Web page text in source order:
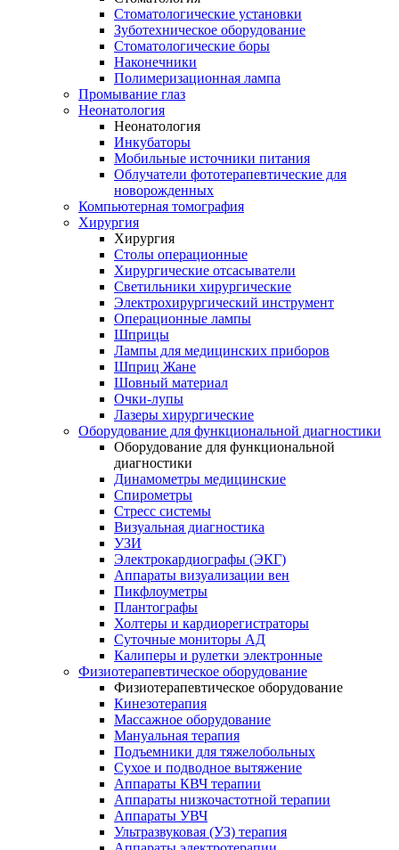
Стоматологические установки
Зуботехническое оборудование
Стоматологические боры
Наконечники
Полимеризационная лампа
Промывание глаз
Неонатология
Неонатология
Инкубаторы
Мобильные источники питания
Облучатели фототерапевтические для
новорожденных
Компьютерная томография
Хирургия
Хирургия
Столы операционные
Хирургические отсасыватели
Светильники хирургические
Электрохирургический инструмент
Операционные лампы
Шприцы
Лампы для медицинских приборов
Шприц Жане
Шовный материал
Очки-лупы
Лазеры хирургические
Оборудование для функциональной диагностики
Оборудование для функциональной
диагностики
Динамометры медицинские
Спирометры
Стресс системы
Визуальная диагностика
УЗИ
Электрокардиографы (ЭКГ)
Аппараты визуализации вен
Пикфлоуметры
Плантографы
Холтеры и кардиорегистраторы
Суточные мониторы АД
Калиперы и рулетки электронные
Физиотерапевтическое оборудование
Физиотерапевтическое оборудование
Кинезотерапия
Массажное оборудование
Мануальная терапия
Подъемники для тяжелобольных
Сухое и подводное вытяжение
Аппараты КВЧ терапии
Аппараты низкочастотной терапии
Аппараты УВЧ
Ультразвуковая (УЗ) терапия